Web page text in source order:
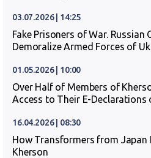
03.07.2026 | 14:25
Fake Prisoners of War.
Demoralize Armed Forces of
01.05.2026 | 10:00
Over Half of Members of
Access to Their E-Declarations
16.04.2026 | 08:30
How Transformers from Japan
Kherson